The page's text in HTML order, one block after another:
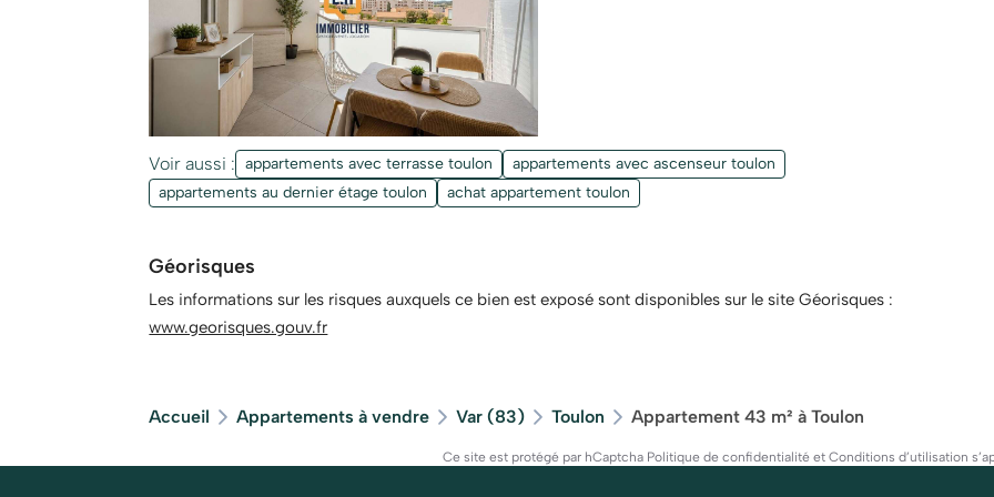
Voir aussi : appartements avec terrasse toulon
appartements avec ascenseur toulon
appartements au dernier étage toulon
achat appartement toulon
Géorisques
Les informations sur les risques auxquels ce bien est exposé sont disponibles sur le site Géorisques :
www.georisques.gouv.fr
Accueil Appartements à vendre Var (83) Toulon Appartement 43 m² à Toulon
Ce site est protégé par hCaptcha Politique de confidentialitéet Conditions d’utilisation